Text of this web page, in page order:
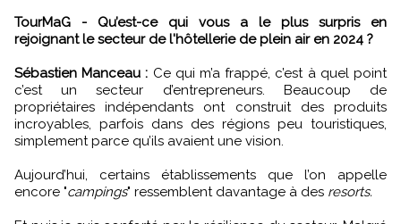
TourMaG - Qu’est-ce qui vous a le plus surpris en
rejoignant le secteur de l'hôtellerie de plein air en 2024 ?
Sébastien Manceau : Ce qui m’a frappé, c’est à quel point
c’est un secteur d’entrepreneurs. Beaucoup de
propriétaires indépendants ont construit des produits
incroyables, parfois dans des régions peu touristiques,
simplement parce qu’ils avaient une vision.
Aujourd’hui, certains établissements que l’on appelle
encore "campings" ressemblent davantage à des resorts.